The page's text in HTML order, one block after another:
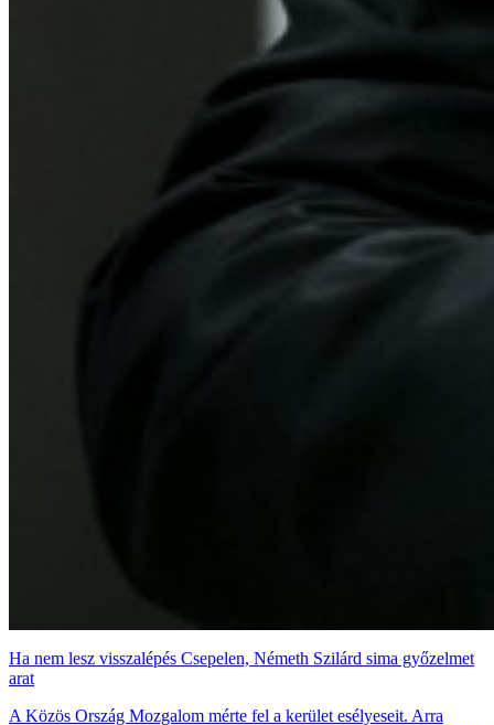
Ha nem lesz visszalépés Csepelen, Németh Szilárd sima győzelmet
arat
A Közös Ország Mozgalom mérte fel a kerület esélyeseit. Arra